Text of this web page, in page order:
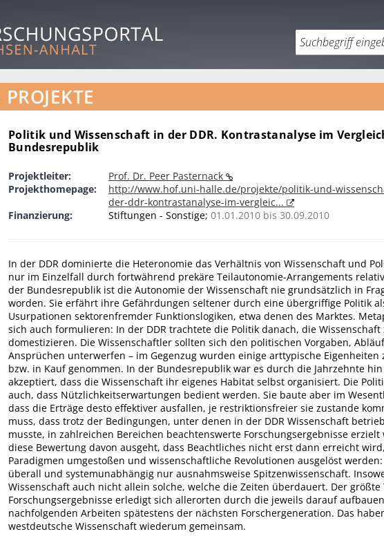
PROJEKTE
Politik und Wissenschaft in der DDR. Kontrastanalyse im
Bundesrepublik
Projektleiter:
Prof. Dr. Peer Pasternack
Projekthomepage:
http://www.hof.uni-halle.de/projekte/politik-und-
der-ddr-kontrastanalyse-im-vergleic...
Finanzierung:
Stiftungen - Sonstige; 01.01.2010 bis 30.09.2010
In der DDR dominierte die Heteronomie das Verhältnis von Wissenschaft und
nur im Einzelfall durch fortwährend prekäre Teilautonomie-Arrangements
der Bundesrepublik ist die Autonomie der Wissenschaft nie grundsätzlich in
worden. Sie erfährt ihre Gefährdungen seltener durch eine übergriffige Politik
Usurpationen sektorenfremder Funktionslogiken, etwa denen des Marktes.
sich auch formulieren: In der DDR trachtete die Politik danach, die Wissenschaft
domestizieren. Die Wissenschaftler sollten sich den politischen Vorgaben,
Ansprüchen unterwerfen – im Gegenzug wurden einige arttypische Eigenheiten
bzw. in Kauf genommen. In der Bundesrepublik war es durch die Jahrzehnte
akzeptiert, dass die Wissenschaft ihr eigenes Habitat selbst organisiert. Die
auch, dass Nützlichkeitserwartungen bedient werden. Sie baute aber im
dass die Erträge desto effektiver ausfallen, je restriktionsfreier sie zustande
muss, dass trotz der Bedingungen, unter denen in der DDR Wissenschaft
musste, in zahlreichen Bereichen beachtenswerte Forschungsergebnisse erzielt
diese Bewertung davon ausgeht, dass Beachtliches nicht erst dann erreicht
Paradigmen umgestoßen und wissenschaftliche Revolutionen ausgelöst
überall und systemunabhängig nur ausnahmsweise Spitzenwissenschaft.
Wissenschaft auch nicht allein solche, welche die Zeiten überdauert. Der größte
Forschungsergebnisse erledigt sich allerorten durch die jeweils darauf
nachfolgenden Arbeiten spätestens der nächsten Forschergeneration. Das
westdeutsche Wissenschaft wiederum gemeinsam.